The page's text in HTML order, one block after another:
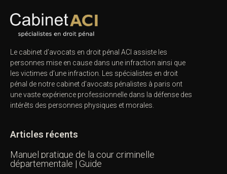
Le cabinet d’avocats en droit pénal ACI assiste les
personnes mise en cause dans une infraction ainsi que
les victimes d’une infraction. Les spécialistes en droit
pénal de notre cabinet d’avocats pénalistes à paris ont
une vaste expérience professionnelle dans la défense des
intérêts des personnes physiques et morales.
Articles récents
Manuel pratique de la cour criminelle
départementale | Guide